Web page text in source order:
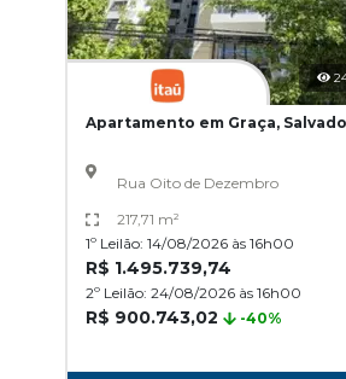
Apartamento em Graça,
Rua Oito de Dezembro
217,71 m²
1º Leilão: 14/08/2026 às 16h00
R$ 1.495.739,74
2º Leilão: 24/08/2026 às 16h00
R$ 900.743,02 -40%